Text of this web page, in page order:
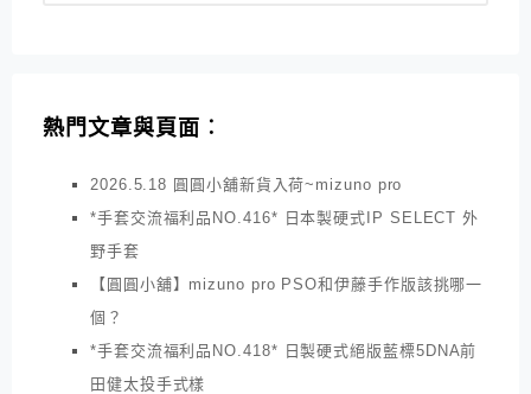
熱門文章與頁面︰
2026.5.18 圓圓小舖新貨入荷~mizuno pro
*手套交流福利品NO.416* 日本製硬式IP SELECT 外
野手套
【圓圓小舖】mizuno pro PSO和伊藤手作版該挑哪一
個？
*手套交流福利品NO.418* 日製硬式絕版藍標5DNA前
田健太投手式樣